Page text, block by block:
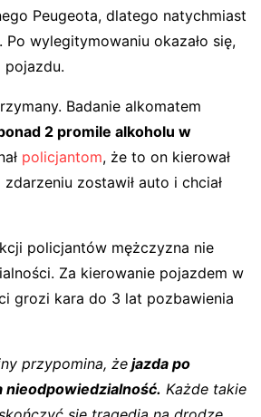
Peugeota, dlatego natychmiast
wylegitymowaniu okazało się,
pojazdu.
Badanie alkomatem
2 promile alkoholu w
policjantom, że to on kierował
zostawił auto i chciał
policjantów mężczyzna nie
Za kierowanie pojazdem w
grozi kara do 3 lat pozbawienia
przypomina, że jazda po
nieodpowiedzialność. Każde takie